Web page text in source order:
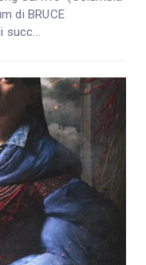
di BRUCE
succ...